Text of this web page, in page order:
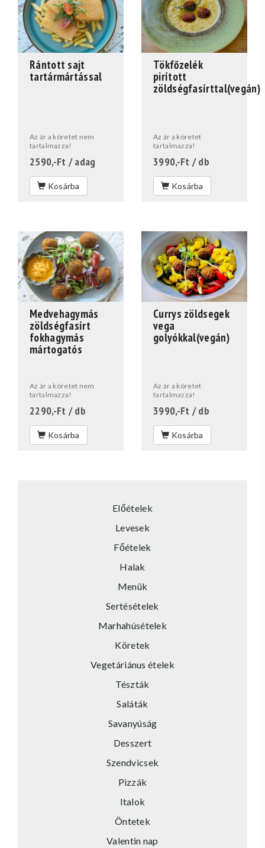
Rántott sajt
tartármártással
Az ár a köretet nem
tartalmazza!
2590,-Ft / adag
Kosárba
Tökfőzelék
pirított
zöldségfasírttal(vegán)
Az ár a köretet
tartalmazza!
3990,-Ft / db
Kosárba
Medvehagymás
zöldségfasírt
fokhagymás
mártogatós
Az ár a köretet nem
tartalmazza!
2290,-Ft / db
Kosárba
Currys zöldsegek
vega
golyókkal(vegán)
Az ár a köretet
tartalmazza!
3990,-Ft / db
Kosárba
Előételek
Levesek
Főételek
Halak
Menük
Sertésételek
Marhahúsételek
Köretek
Vegetáriánus ételek
Tészták
Saláták
Savanyúság
Desszert
Szendvicsek
Pizzák
Italok
Öntetek
Valentin nap